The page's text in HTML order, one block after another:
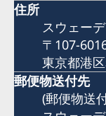
住所
スウェー
〒107-
東京都港
郵便物送付先
(郵便物送